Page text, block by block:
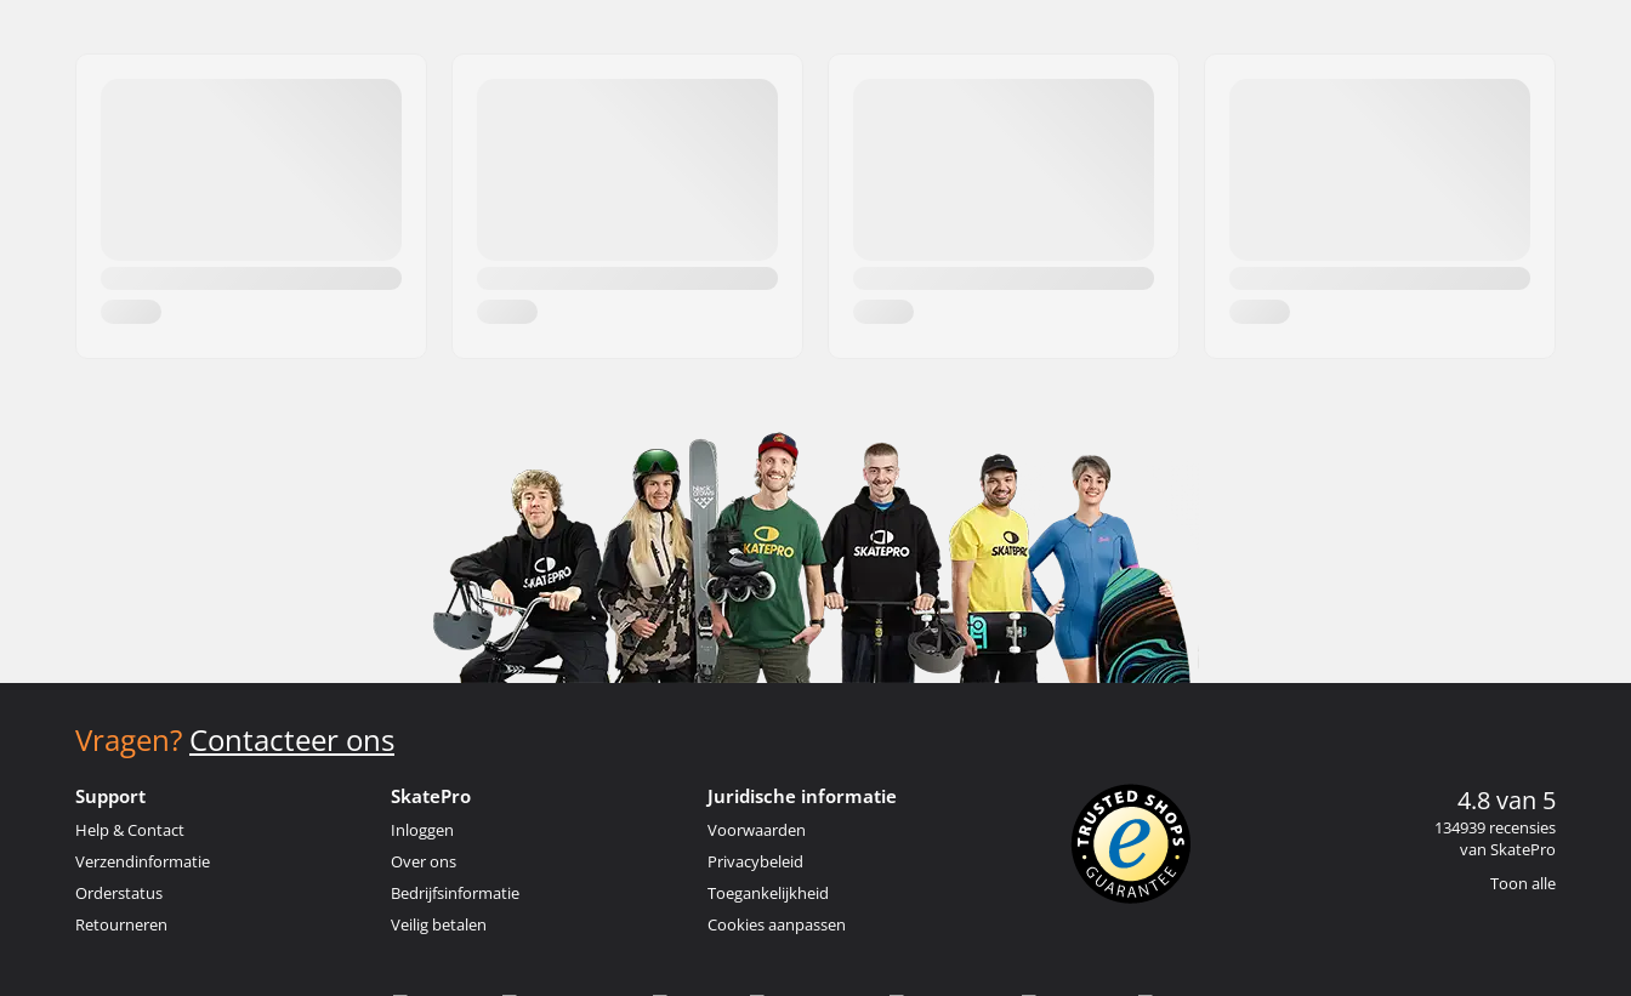
Vragen? Contacteer ons
Support
Help & Contact
Verzendinformatie
Orderstatus
Retourneren
SkatePro
Inloggen
Over ons
Bedrijfsinformatie
Veilig betalen
Juridische informatie
Voorwaarden
Privacybeleid
Toegankelijkheid
Cookies aanpassen
4.8 van 5
134939 recensies
van SkatePro
Toon alle